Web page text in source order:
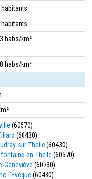
habitants
habitants
habs/km²
habs/km²
(60570)
(60430)
sur-Thelle (60430)
en-Thelle (60570)
Geneviève (60730)
l'Évêque (60430)